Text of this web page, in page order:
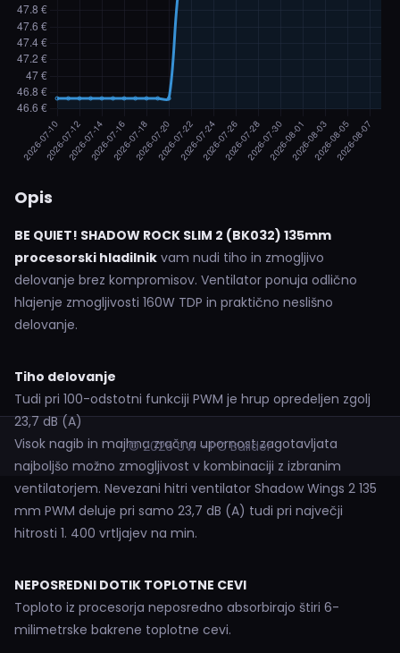
Opis
BE QUIET! SHADOW ROCK SLIM 2 (BK032) 135mm
procesorski hladilnik vam nudi tiho in zmogljivo
delovanje brez kompromisov. Ventilator ponuja odlično
hlajenje zmogljivosti 160W TDP in praktično neslišno
delovanje.
Tiho delovanje
Tudi pri 100-odstotni funkciji PWM je hrup opredeljen zgolj
23,7 dB (A)
Visok nagib in majhna zračna upornost zagotavljata
najboljšo možno zmogljivost v kombinaciji z izbranim
ventilatorjem. Nevezani hitri ventilator Shadow Wings 2 135
mm PWM deluje pri samo 23,7 dB (A) tudi pri največji
hitrosti 1. 400 vrtljajev na min.
NEPOSREDNI DOTIK TOPLOTNE CEVI
Toploto iz procesorja neposredno absorbirajo štiri 6-
milimetrske bakrene toplotne cevi.
© 2026 UVI - PC Builder